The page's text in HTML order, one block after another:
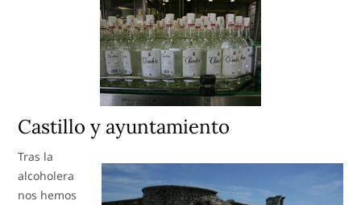
Castillo y ayuntamiento
Tras la
alcoholera
nos hemos